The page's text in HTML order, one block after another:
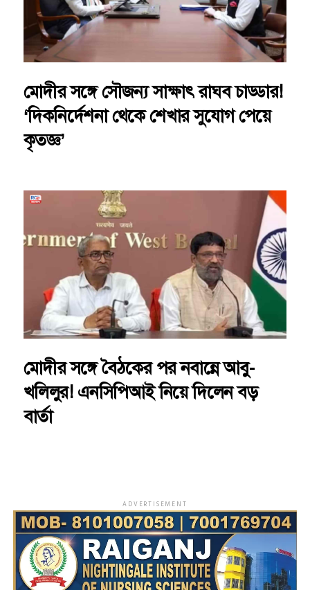
মোদীর সঙ্গে সৌজন্য সাক্ষাৎ রাঘব চাড্ডার!
‘দিকনির্দেশনা থেকে শেখার সুযোগ পেয়ে
কৃতজ্ঞ’
মোদীর সঙ্গে বৈঠকের পর নবান্নে আবু-
খলিলুর! এনসিপিআই নিয়ে দিলেন বড়
বার্তা
ADVERTISEMENT